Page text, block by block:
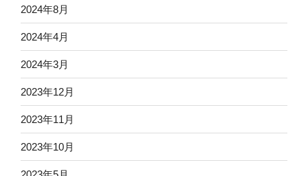
2024年8月
2024年4月
2024年3月
2023年12月
2023年11月
2023年10月